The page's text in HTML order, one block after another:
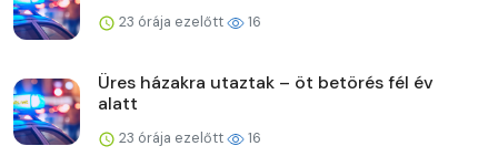
23 órája ezelőtt 16
Üres házakra utaztak – öt betörés fél év
alatt
23 órája ezelőtt 16